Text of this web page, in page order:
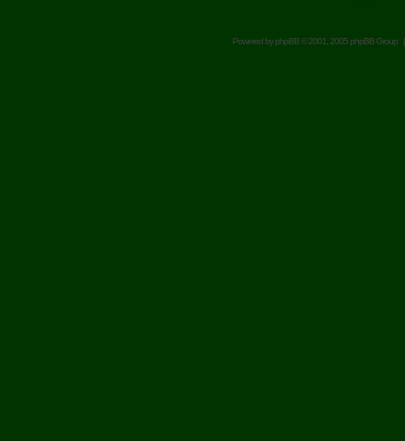
Powered byphpBB© 2001, 2005 phpBB Group